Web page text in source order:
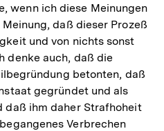
wenn ich diese Meinungen
daß dieser Prozeß
und von nichts sonst
denke auch, daß die
betonten, daß
gegründet und als
daß ihm daher Strafhoheit
Verbrechen